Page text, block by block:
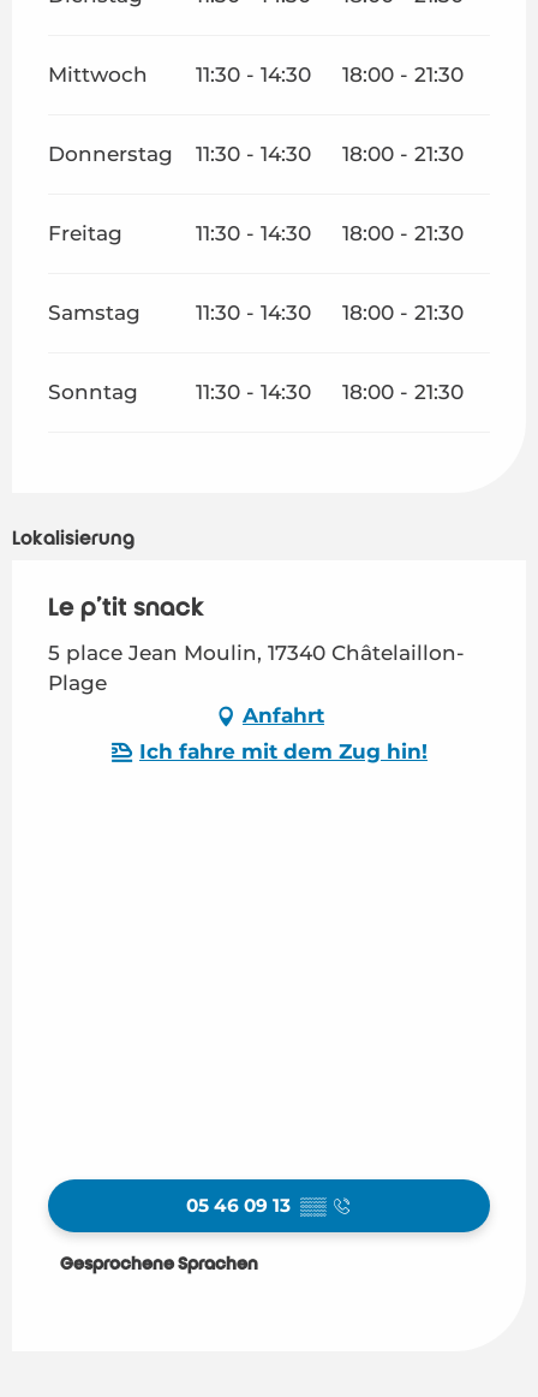
Mittwoch 11:30 - 14:30 18:00 - 21:30
Donnerstag 11:30 - 14:30 18:00 - 21:30
Freitag 11:30 - 14:30 18:00 - 21:30
Samstag 11:30 - 14:30 18:00 - 21:30
Sonntag 11:30 - 14:30 18:00 - 21:30
Lokalisierung
Le p'tit snack
5 place Jean Moulin, 17340 Châtelaillon-
Plage
Anfahrt
Ich fahre mit dem Zug hin!
05 46 09 13 ▒▒
Gesprochene Sprachen
Gesprochene Sprachen